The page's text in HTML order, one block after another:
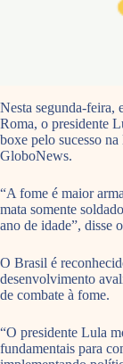
Nesta segunda-feira,
Roma, o presidente
boxe pelo sucesso
GloboNews.
“A fome é maior
mata somente
ano de idade”, disse
O Brasil é
desenvolvimento
de combate à fome.
“O presidente Lula
fundamentais para